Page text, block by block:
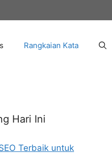
Rangkaian Kata
Hari Ini
Terbaik untuk